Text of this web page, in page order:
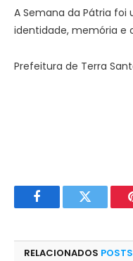
A Semana da Pátria
identidade, memória e
Prefeitura de Terra
FacebookTwitter
RELACIONADOS POSTS